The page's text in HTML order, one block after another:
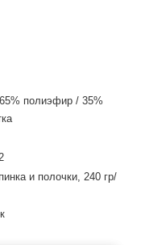
полиэфир / 35%
и полочки, 240 гр/